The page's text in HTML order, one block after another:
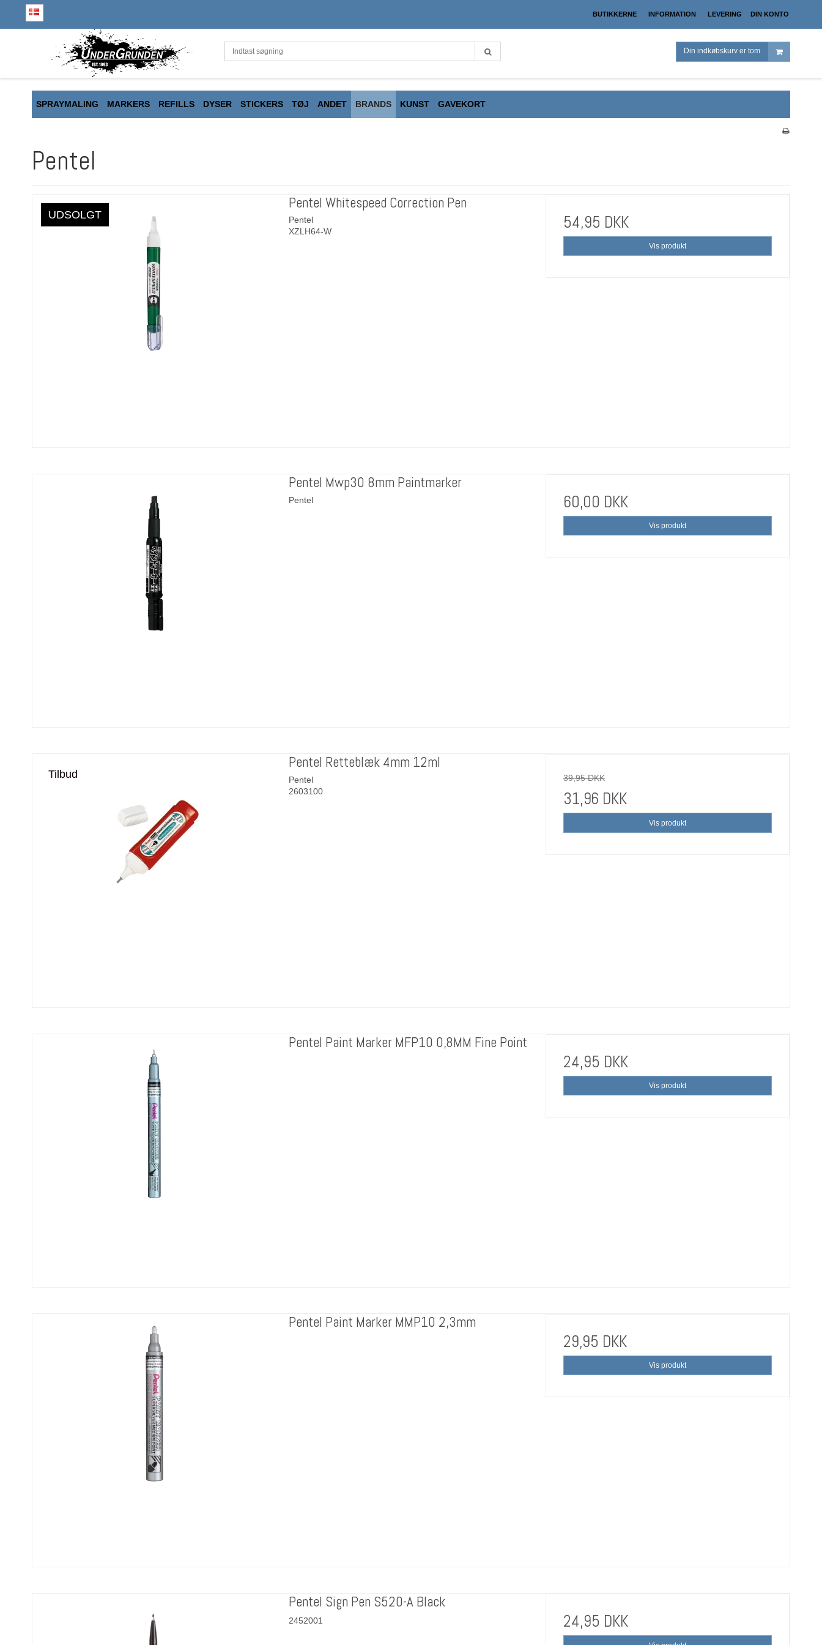
BUTIKKERNE INFORMATION LEVERING DIN KONTO
Din indkøbskurv er tom
SPRAYMALING MARKERS REFILLS DYSER STICKERS TØJ ANDET BRANDS KUNST GAVEKORT
Pentel
UDSOLGT
Pentel Whitespeed Correction Pen
Pentel
XZLH64-W
54,95 DKK
Vis produkt
Pentel Mwp30 8mm Paintmarker
Pentel 60,00 DKK
Vis produkt
Tilbud
Pentel Retteblæk 4mm 12ml
Pentel
2603100
39,95 DKK
31,96 DKK
Vis produkt
Pentel Paint Marker MFP10 0,8MM Fine Point
24,95 DKK
Vis produkt
Pentel Paint Marker MMP10 2,3mm
29,95 DKK
Vis produkt
Pentel Sign Pen S520-A Black
2452001 24,95 DKK